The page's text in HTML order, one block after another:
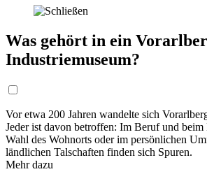
Was gehört in ein
Industriemuseum?
Vor etwa 200 Jahren wandelte sich
Jeder ist davon betroffen: Im Beruf und
Wahl des Wohnorts oder im persönlichen
ländlichen Talschaften finden sich Spuren.
Mehr dazu